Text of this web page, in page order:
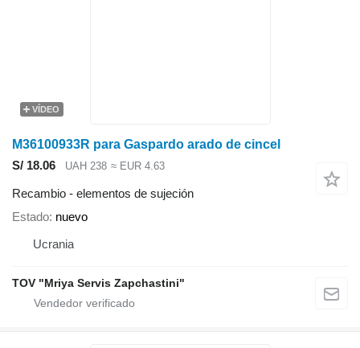
VÍDEO
M36100933R para Gaspardo arado de cincel
S/ 18.06
UAH 238 ≈ EUR 4.63
Recambio - elementos de sujeción
Estado nuevo
Ucrania
TOV "Mriya Servis Zapchastini"